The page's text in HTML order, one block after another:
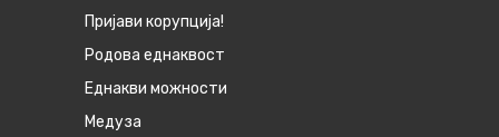
Пријави корупција!
Родова еднаквост
Eднакви можности
Медуза